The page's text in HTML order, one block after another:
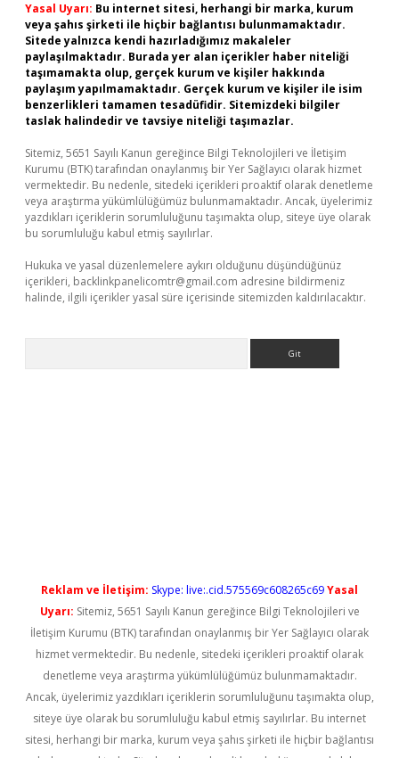
Yasal Uyarı: Bu internet sitesi, herhangi bir marka, kurum
veya şahıs şirketi ile hiçbir bağlantısı bulunmamaktadır.
Sitede yalnızca kendi hazırladığımız makaleler
paylaşılmaktadır. Burada yer alan içerikler haber niteliği
taşımamakta olup, gerçek kurum ve kişiler hakkında
paylaşım yapılmamaktadır. Gerçek kurum ve kişiler ile isim
benzerlikleri tamamen tesadüfidir. Sitemizdeki bilgiler
taslak halindedir ve tavsiye niteliği taşımazlar.
Sitemiz, 5651 Sayılı Kanun gereğince Bilgi Teknolojileri ve İletişim
Kurumu (BTK) tarafından onaylanmış bir Yer Sağlayıcı olarak hizmet
vermektedir. Bu nedenle, sitedeki içerikleri proaktif olarak denetleme
veya araştırma yükümlülüğümüz bulunmamaktadır. Ancak, üyelerimiz
yazdıkları içeriklerin sorumluluğunu taşımakta olup, siteye üye olarak
bu sorumluluğu kabul etmiş sayılırlar.
Hukuka ve yasal düzenlemelere aykırı olduğunu düşündüğünüz
içerikleri, backlinkpanelicomtr@gmail.com adresine bildirmeniz
halinde, ilgili içerikler yasal süre içerisinde sitemizden kaldırılacaktır.
Reklam ve İletişim: Skype: live:.cid.575569c608265c69Yasal
Uyarı: Sitemiz, 5651 Sayılı Kanun gereğince Bilgi Teknolojileri ve
İletişim Kurumu (BTK) tarafından onaylanmış bir Yer Sağlayıcı olarak
hizmet vermektedir. Bu nedenle, sitedeki içerikleri proaktif olarak
denetleme veya araştırma yükümlülüğümüz bulunmamaktadır.
Ancak, üyelerimiz yazdıkları içeriklerin sorumluluğunu taşımakta olup,
siteye üye olarak bu sorumluluğu kabul etmiş sayılırlar. Bu internet
sitesi, herhangi bir marka, kurum veya şahıs şirketi ile hiçbir bağlantısı